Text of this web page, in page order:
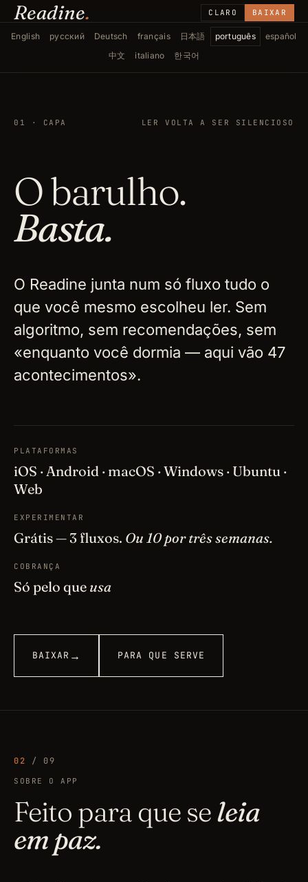
Readine. CLARO BAIXAR
English русский Deutsch français 日本語 português
español
中文
italiano 한국어
01 · CAPA LER VOLTA A SER SILENCIOSO
O barulho.
Basta.
O Readine junta num só fluxo tudo o
que você mesmo escolheu ler. Sem
algoritmo, sem recomendações, sem
«enquanto você dormia — aqui vão 47
acontecimentos».
PLATAFORMAS
iOS · Android · macOS · Windows · Ubuntu ·
Web
EXPERIMENTAR
Grátis — 3 fluxos. Ou 10 por três semanas.
COBRANÇA
Só pelo que usa
BAIXAR → PARA QUE SERVE
02 / 09
SOBRE O APP
Feito para que seleia
em paz.